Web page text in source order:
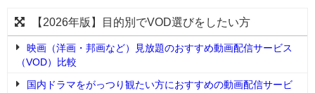
【2026年版】目的別でVOD選びをしたい方
映画（洋画・邦画など）見放題のおすすめ動画配信サービス
（VOD）比較
国内ドラマをがっつり観たい方におすすめの動画配信サービ